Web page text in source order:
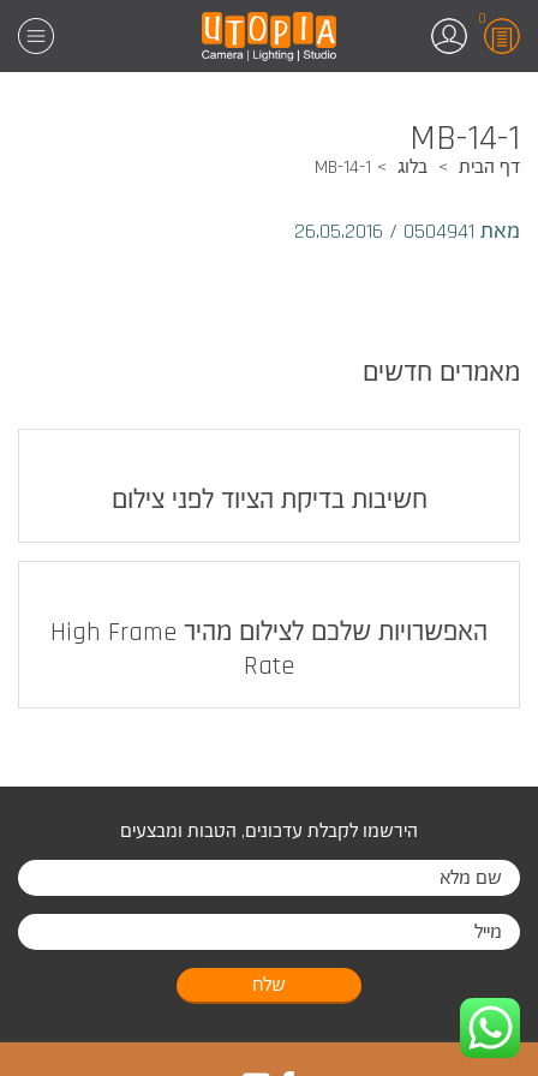
0
MB-14-1
דף הבית בלוג MB-14-1
מאת 0504941 /
מאמרים חדשים
חשיבות בדיקת הציוד לפני צילום
האפשרויות שלכם לצילום מהיר High Frame
Rate
הירשמו לקבלת עדכונים, הטבות ומבצעים
שלח